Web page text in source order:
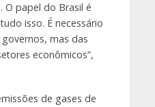
O papel do Brasil é
isso. É necessário
mas das
econômicos”,
de gases de